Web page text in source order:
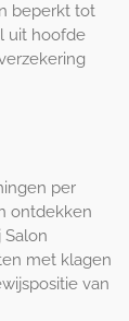
beperkt tot
uit hoofde
per
ontdekken
met klagen
van